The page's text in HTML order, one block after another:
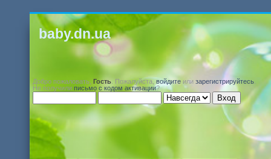
baby.dn.ua
Добро пожаловать, Гость . Пожалуйста,войдите или зарегистрируйтесь
Не получили письмо с кодом активации?